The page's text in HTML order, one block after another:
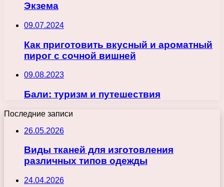
Экзема
09.07.2024
Как приготовить вкусный и ароматный
пирог с сочной вишней
09.08.2023
Бали: туризм и путешествия
Последние записи
26.05.2026
Виды тканей для изготовления
различных типов одежды
24.04.2026